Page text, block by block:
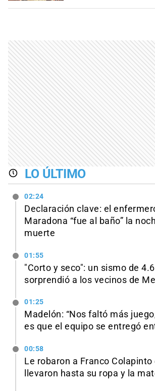
LO ÚLTIMO
02:24
Declaración clave: el
Maradona “fue al baño” la
muerte
01:55
"Corto y seco": un sismo de
sorprendió a los vecinos de
01:25
Madelón: “Nos faltó más
es que el equipo se entregó
00:58
Le robaron a Franco Colapinto
llevaron hasta su ropa y la